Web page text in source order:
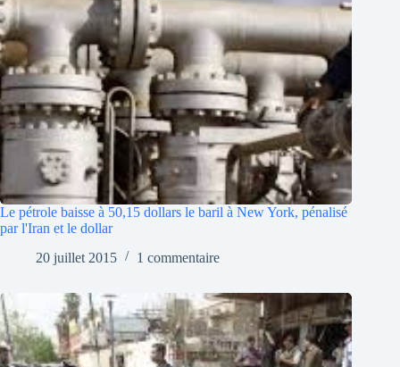
Le pétrole baisse à 50,15 dollars le baril à New York, pénalisé
par l'Iran et le dollar
20 juillet 2015
1 commentaire